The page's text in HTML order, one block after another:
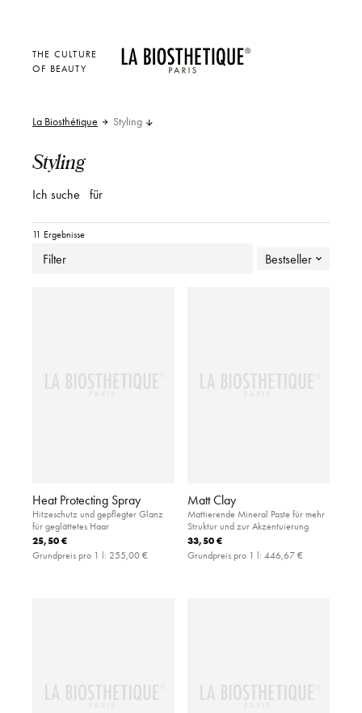
THE CULTURE
OF BEAUTY
La Biosthétique Styling
Styling
Ich suche für
11 Ergebnisse
Filter Bestseller
Heat Protecting Spray
Hitzeschutz und gepflegter Glanz
für geglättetes Haar
25,50 €
Grundpreis pro 1 l: 255,00 €
Matt Clay
Mattierende Mineral Paste für mehr
Struktur und zur Akzentuierung
33,50 €
Grundpreis pro 1 l: 446,67 €